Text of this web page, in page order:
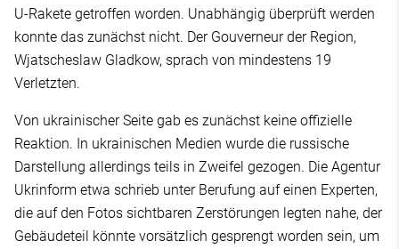
U-Rakete getroffen worden. Unabhängig überprüft werden
konnte das zunächst nicht. Der Gouverneur der Region,
Wjatscheslaw Gladkow, sprach von mindestens 19
Verletzten.
Von ukrainischer Seite gab es zunächst keine offizielle
Reaktion. In ukrainischen Medien wurde die russische
Darstellung allerdings teils in Zweifel gezogen. Die Agentur
Ukrinform etwa schrieb unter Berufung auf einen Experten,
die auf den Fotos sichtbaren Zerstörungen legten nahe, der
Gebäudeteil könnte vorsätzlich gesprengt worden sein, um